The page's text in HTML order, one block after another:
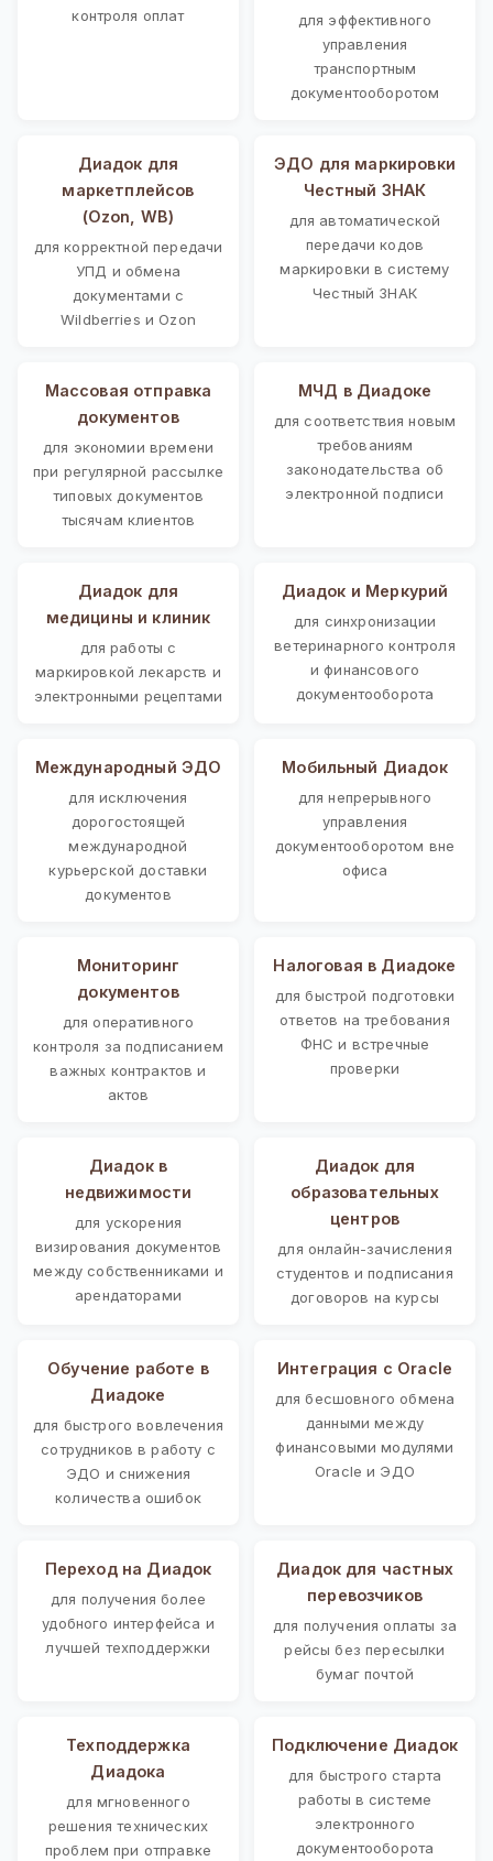
контроля оплат
для эффективного
управления
транспортным
документооборотом
Диадок для
маркетплейсов
(Ozon, WB)
для корректной передачи
УПД и обмена
документами с
Wildberries и Ozon
ЭДО для маркировки
Честный ЗНАК
для автоматической
передачи кодов
маркировки в систему
Честный ЗНАК
Массовая отправка
документов
для экономии времени
при регулярной рассылке
типовых документов
тысячам клиентов
МЧД в Диадоке
для соответствия новым
требованиям
законодательства об
электронной подписи
Диадок для
медицины и клиник
для работы с
маркировкой лекарств и
электронными рецептами
Диадок и Меркурий
для синхронизации
ветеринарного контроля
и финансового
документооборота
Международный ЭДО
для исключения
дорогостоящей
международной
курьерской доставки
документов
Мобильный Диадок
для непрерывного
управления
документооборотом вне
офиса
Мониторинг
документов
для оперативного
контроля за подписанием
важных контрактов и
актов
Налоговая в Диадоке
для быстрой подготовки
ответов на требования
ФНС и встречные
проверки
Диадок в
недвижимости
для ускорения
визирования документов
между собственниками и
арендаторами
Диадок для
образовательных
центров
для онлайн-зачисления
студентов и подписания
договоров на курсы
Обучение работе в
Диадоке
для быстрого вовлечения
сотрудников в работу с
ЭДО и снижения
количества ошибок
Интеграция с Oracle
для бесшовного обмена
данными между
финансовыми модулями
Oracle и ЭДО
Переход на Диадок
для получения более
удобного интерфейса и
лучшей техподдержки
Диадок для частных
перевозчиков
для получения оплаты за
рейсы без пересылки
бумаг почтой
Техподдержка
Диадока
для мгновенного
решения технических
проблем при отправке
Подключение Диадок
для быстрого старта
работы в системе
электронного
документооборота